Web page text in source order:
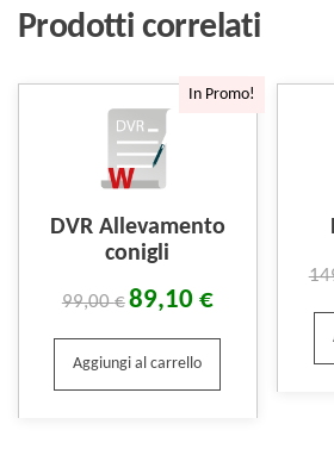
Prodotti correlati
In Promo!
DVR Allevamento
conigli
99,00€89,10 €
Aggiungi al carrello